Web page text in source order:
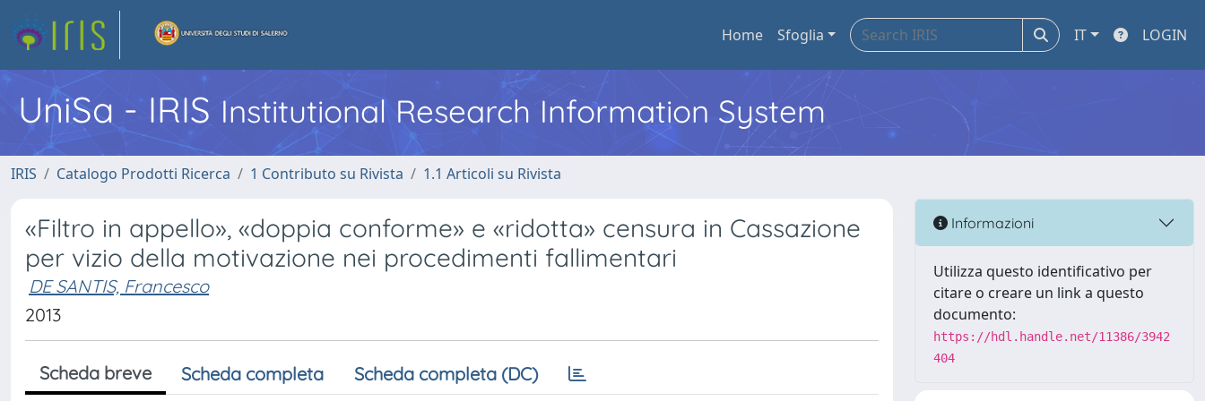
Home Sfoglia IT LOGIN
UniSa - IRIS Institutional Research Information System
IRIS Catalogo Prodotti Ricerca 1 Contributo su Rivista 1.1 Articoli su Rivista
«Filtro in appello», «doppia conforme» e «ridotta» censura in Cassazione
per vizio della motivazione nei procedimenti fallimentari
DE SANTIS, Francesco
2013
Scheda breve Scheda completa Scheda completa (DC)
Informazioni
Utilizza questo identificativo per
citare o creare un link a questo
documento:
https://hdl.handle.net/11386/3942
404